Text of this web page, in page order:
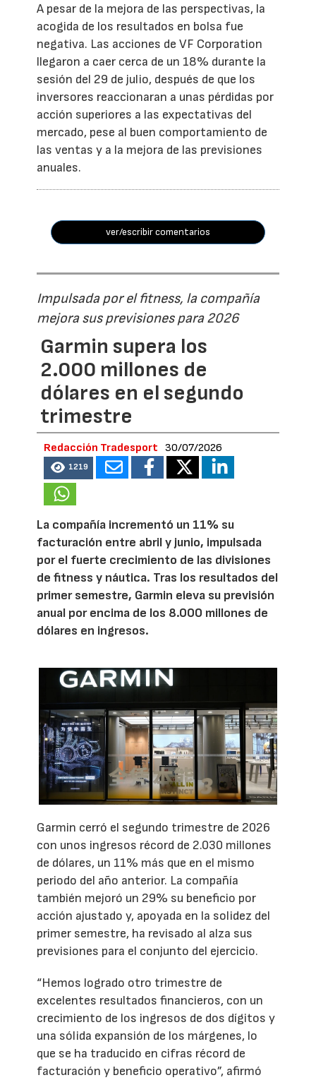
A pesar de la mejora de las perspectivas, la
acogida de los resultados en bolsa fue
negativa. Las acciones de VF Corporation
llegaron a caer cerca de un 18% durante la
sesión del 29 de julio, después de que los
inversores reaccionaran a unas pérdidas por
acción superiores a las expectativas del
mercado, pese al buen comportamiento de
las ventas y a la mejora de las previsiones
anuales.
ver/escribir comentarios
Impulsada por el fitness, la compañía
mejora sus previsiones para 2026
Garmin supera los
2.000 millones de
dólares en el segundo
trimestre
Redacción Tradesport 30/07/2026
1219
La compañía incrementó un 11% su
facturación entre abril y junio, impulsada
por el fuerte crecimiento de las divisiones
de fitness y náutica. Tras los resultados del
primer semestre, Garmin eleva su previsión
anual por encima de los 8.000 millones de
dólares en ingresos.
Garmin cerró el segundo trimestre de 2026
con unos ingresos récord de 2.030 millones
de dólares, un 11% más que en el mismo
periodo del año anterior. La compañía
también mejoró un 29% su beneficio por
acción ajustado y, apoyada en la solidez del
primer semestre, ha revisado al alza sus
previsiones para el conjunto del ejercicio.
“Hemos logrado otro trimestre de
excelentes resultados financieros, con un
crecimiento de los ingresos de dos dígitos y
una sólida expansión de los márgenes, lo
que se ha traducido en cifras récord de
facturación y beneficio operativo”, afirmó